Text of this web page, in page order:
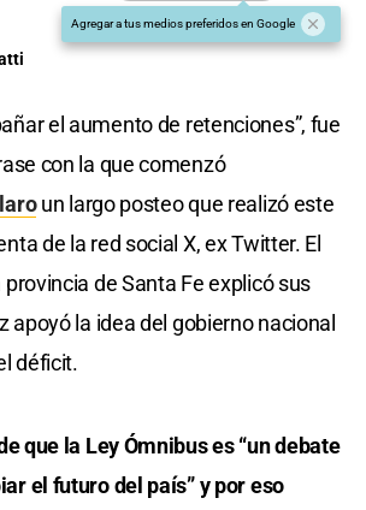
Agregar a tus medios preferidos en Google
el aumento de retenciones”, fue
con la que comenzó
un largo posteo que realizó este
de la red social X, ex Twitter. El
de Santa Fe explicó sus
apoyó la idea del gobierno nacional
déficit.
que la Ley Ómnibus es “un debate
el futuro del país” y por eso